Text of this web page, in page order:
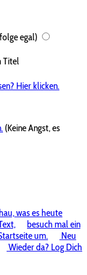
egal)
Titel
Hier klicken.
(Keine Angst, es
was es heute
besuch mal ein
um.
Neu
Wieder da? Log Dich